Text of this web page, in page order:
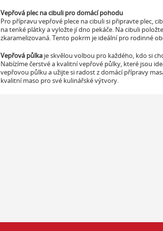
Vepřová plec na cibuli pro domácí pohodu
Pro přípravu vepřové plece na cibuli si připravte plec,
na tenké plátky a vyložte jí dno pekáče. Na cibuli
zkaramelizovaná. Tento pokrm je ideální pro rodinné
Vepřová půlka je skvělou volbou pro každého, kdo si
Nabízíme čerstvé a kvalitní vepřové půlky, které jsou
vepřovou půlku a užijte si radost z domácí přípravy
kvalitní maso pro své kulinářské výtvory.